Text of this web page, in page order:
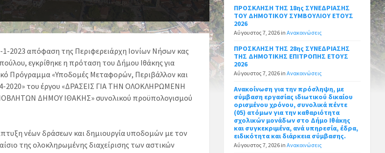
2023 απόφαση της Περιφερειάρχη Ιονίων Νήσων κας
εγκρίθηκε η πρόταση του Δήμου Ιθάκης για
Πρόγραμμα «Υποδομές Μεταφορών, Περιβάλλον και
2020» του έργου «ΔΡΑΣΕΙΣ ΓΙΑ ΤΗΝ ΟΛΟΚΛΗΡΩΜΕΝΗ
ΔΗΜΟΥ ΙΘΑΚΗΣ» συνολικού προϋπολογισμού
νέων δράσεων και δημιουργία υποδομών με τον
της ολοκληρωμένης διαχείρισης των αστικών
ΠΡΟΣΚΛΗΣΗ ΤΗΣ 18ης ΣΥΝΕΔΡΙΑΣΗΣ
ΤΟΥ ΔΗΜΟΤΙΚΟΥ ΣΥΜΒΟΥΛΙΟΥ ΕΤΟΥΣ
2026
Αύγουστος 7, 2026 inΑνακοινώσεις
ΠΡΟΣΚΛΗΣΗ ΤΗΣ 28ης ΣΥΝΕΔΡΙΑΣΗΣ
ΤΗΣ ΔΗΜΟΤΙΚΗΣ ΕΠΙΤΡΟΠΗΣ ΕΤΟΥΣ
2026
Αύγουστος 7, 2026 inΑνακοινώσεις
Ανακοίνωση για την πρόσληψη, με
σύμβαση εργασίας ιδιωτικού δικαίου
ορισμένου χρόνου, συνολικά πέντε
(05) ατόμων για την καθαριότητα
σχολικών μονάδων στο Δήμο Ιθάκης
και συγκεκριμένα, ανά υπηρεσία, έδρα,
ειδικότητα και διάρκεια σύμβασης.
Αύγουστος 7, 2026 inΑνακοινώσεις